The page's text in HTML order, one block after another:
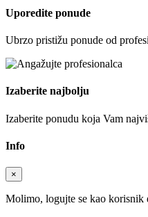
Uporedite ponude
Ubrzo pristižu ponude od
Izaberite najbolju
Izaberite ponudu koja Vam
Info
×
Molimo, logujte se kao korisnik